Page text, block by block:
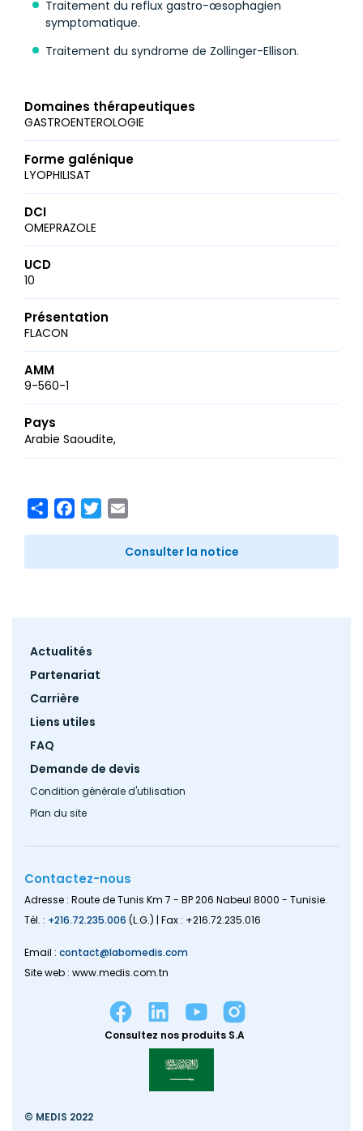
Traitement du reflux gastro-œsophagien
symptomatique.
Traitement du syndrome de Zollinger-Ellison.
Domaines thérapeutiques
GASTROENTEROLOGIE
Forme galénique
LYOPHILISAT
DCI
OMEPRAZOLE
UCD
10
Présentation
FLACON
AMM
9-560-1
Pays
Arabie Saoudite
ShareFacebook
Twitter
Consulter la notice
Footer
Actualités
Partenariat
Carrière
Liens utiles
FAQ
Demande de devis
Condition générale d'utilisation
Plan du site
Contactez-nous
Adresse : Route de Tunis Km 7 - BP 206 Nabeul 8000 - Tunisie.
Tél. : +216.72.235.006 (L.G.) | Fax : +216.72.235.016
Email : contact@labomedis.com
Site web : www.medis.com.tn
Consultez nos produits S.A
© MEDIS 2022